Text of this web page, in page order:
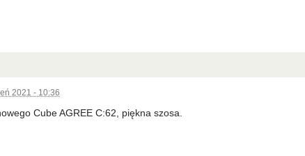
2021 - 10:36
Cube AGREE C:62, piękna szosa.